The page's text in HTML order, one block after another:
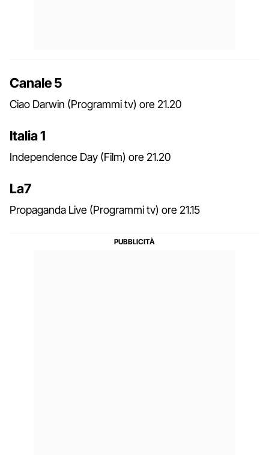
Canale 5
Ciao Darwin (Programmi tv) ore 21.20
Italia 1
Independence Day (Film) ore 21.20
La7
Propaganda Live (Programmi tv) ore 21.15